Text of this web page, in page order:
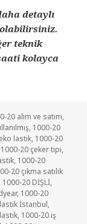
detaylı
teknik
kolayca
20 alım ve satım,
, 1000-20
lastik, 1000-20
1000-20 çeker tipi,
, 1000-20
20 çıkma satılık
, 1000-20 DİŞLİ,
, 1000-20
İstanbul,
, 1000-20 iş